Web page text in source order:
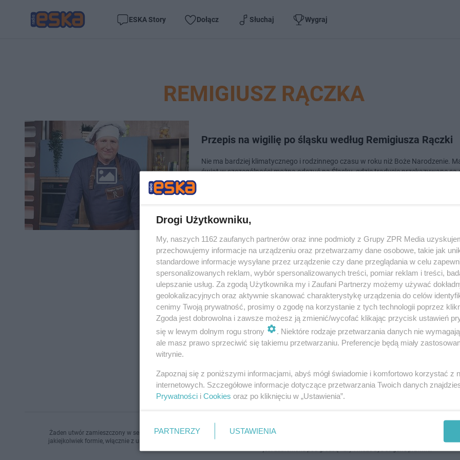
ESKA Story Dołącz Słuchaj Wygraj
REMIGIUSZ RĄCZKA
Przepis na wigilię po śląsku według Remigiusza Rączki
Nie ma bardziej klimatycznego i rodzinnego czasu w roku niż Boże Narodzenie.
świąt w szczególności można odczuć na Śląsku, gdzie tradycje przekazywane są
Żaden utwór zamieszczony w serwisie nie może być powielany i rozpowszechniany lub dalej rozpowszechniany w jakikolwiek sposób (w tym
jakiejkolwiek formie, włącznie z umieszczaniem w Internecie bez pisemnej zgody właściciela praw. Jakiekolwiek użycie lub wykorzystanie utworów
jest zabronione pod groźbą kary i może być ścigane prawnie.
Drogi Użytkowniku,
My, naszych 1162 zaufanych partnerów oraz inne podmioty z Grupy ZPR Media
przechowujemy informacje na urządzeniu oraz przetwarzamy dane osobowe, takie jak
standardowe informacje wysyłane przez urządzenie czy dane przeglądania w celu
spersonalizowanych reklam, wybór spersonalizowanych treści, pomiar reklam i treści,
ulepszanie usług. Za zgodą Użytkownika my i Zaufani Partnerzy możemy używać
geolokalizacyjnych oraz aktywnie skanować charakterystykę urządzenia do celów
cenimy Twoją prywatność, prosimy o zgodę na korzystanie z tych technologii poprzez
Zgoda jest dobrowolna i zawsze możesz ją zmienić/wycofać klikając przycisk ustawień
się w lewym dolnym rogu strony
. Niektóre rodzaje przetwarzania danych nie
ale masz prawo sprzeciwić się takiemu przetwarzaniu. Preferencje będą miały
witrynie.
Zapoznaj się z poniższymi informacjami, abyś mógł świadomie i komfortowo korzystać z
internetowych. Szczegółowe informacje dotyczące przetwarzania Twoich danych
Prywatności i Cookies oraz po kliknięciu w „Ustawienia”.
PARTNERZY USTAWIENIA